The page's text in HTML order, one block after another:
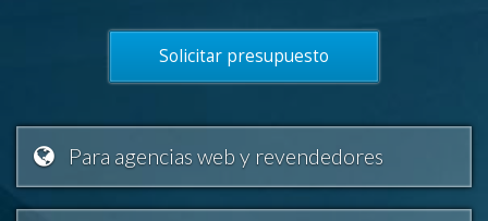
Solicitar presupuesto
Para agencias web y revendedores